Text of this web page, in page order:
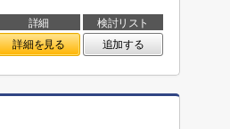
詳細
検討リスト
詳細を見る 追加する